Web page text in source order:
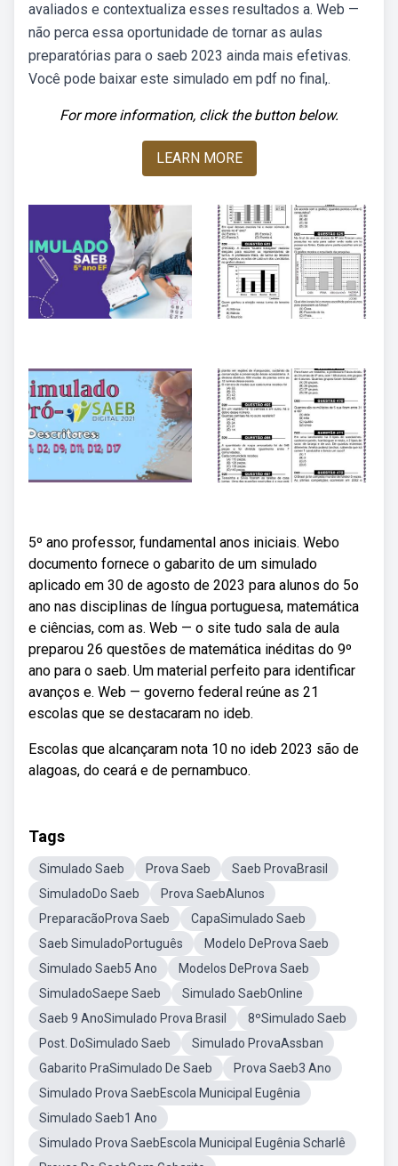
avaliados e contextualiza esses resultados a. Web —
não perca essa oportunidade de tornar as aulas
preparatórias para o saeb 2023 ainda mais efetivas.
Você pode baixar este simulado em pdf no final,.
For more information, click the button below.
LEARN MORE
5º ano professor, fundamental anos iniciais. Webo
documento fornece o gabarito de um simulado
aplicado em 30 de agosto de 2023 para alunos do 5o
ano nas disciplinas de língua portuguesa, matemática
e ciências, com as. Web — o site tudo sala de aula
preparou 26 questões de matemática inéditas do 9º
ano para o saeb. Um material perfeito para identificar
avanços e. Web — governo federal reúne as 21
escolas que se destacaram no ideb.
Escolas que alcançaram nota 10 no ideb 2023 são de
alagoas, do ceará e de pernambuco.
Tags
Simulado Saeb Prova Saeb
Saeb ProvaBrasil
SimuladoDo Saeb
Prova SaebAlunos
PreparacãoProva Saeb
CapaSimulado Saeb
Saeb SimuladoPortuguês
Modelo DeProva Saeb
Simulado Saeb5 Ano
Modelos DeProva Saeb
SimuladoSaepe Saeb
Simulado SaebOnline
Saeb 9 AnoSimulado Prova Brasil
8ºSimulado Saeb
Post. DoSimulado Saeb
Simulado ProvaAssban
Gabarito PraSimulado De Saeb
Prova Saeb3 Ano
Simulado Prova SaebEscola Municipal Eugênia
Simulado Saeb1 Ano
Simulado Prova SaebEscola Municipal Eugênia Scharlê